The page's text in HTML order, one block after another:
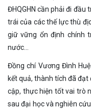
ĐHQGHN cần phải đi đầu
trái của các thế lực thù
giữ vững ổn định chính
nước…
Đồng chí Vương Đình
kết quả, thành tích đã
cập, thực hiện tốt vai trò
sau đại học và nghiên